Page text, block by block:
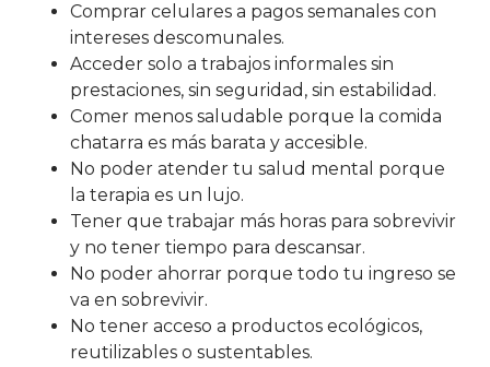
Comprar celulares a pagos semanales con
intereses descomunales.
Acceder solo a trabajos informales sin
prestaciones, sin seguridad, sin estabilidad.
Comer menos saludable porque la comida
chatarra es más barata y accesible.
No poder atender tu salud mental porque
la terapia es un lujo.
Tener que trabajar más horas para sobrevivir
y no tener tiempo para descansar.
No poder ahorrar porque todo tu ingreso se
va en sobrevivir.
No tener acceso a productos ecológicos,
reutilizables o sustentables.